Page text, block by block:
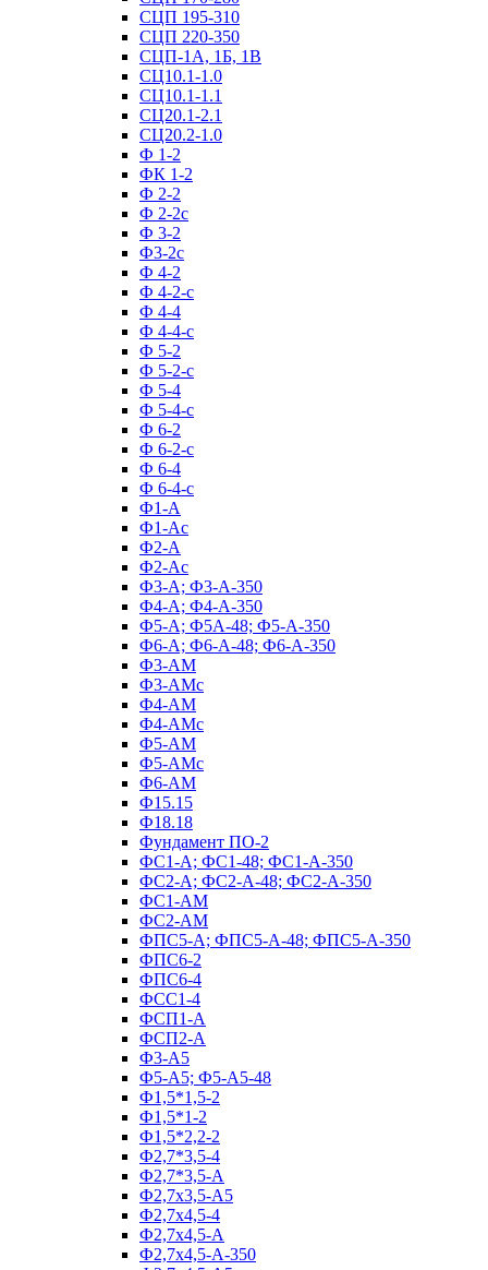
СЦП 195-310
СЦП 220-350
СЦП-1А, 1Б, 1В
СЦ10.1-1.0
СЦ10.1-1.1
СЦ20.1-2.1
СЦ20.2-1.0
Ф 1-2
ФК 1-2
Ф 2-2
Ф 2-2с
Ф 3-2
Ф3-2с
Ф 4-2
Ф 4-2-с
Ф 4-4
Ф 4-4-с
Ф 5-2
Ф 5-2-с
Ф 5-4
Ф 5-4-с
Ф 6-2
Ф 6-2-с
Ф 6-4
Ф 6-4-с
Ф1-А
Ф1-Ас
Ф2-А
Ф2-Ас
Ф3-А; Ф3-А-350
Ф4-А; Ф4-А-350
Ф5-А; Ф5А-48; Ф5-А-350
Ф6-А; Ф6-А-48; Ф6-А-350
Ф3-АМ
Ф3-АМс
Ф4-АМ
Ф4-АМс
Ф5-АМ
Ф5-АМс
Ф6-АМ
Ф15.15
Ф18.18
Фундамент ПО‑2
ФС1-А; ФС1-48; ФС1-А-350
ФС2-А; ФС2-А-48; ФС2-А-350
ФС1-АМ
ФС2-АМ
ФПС5-А; ФПС5-А-48; ФПС5-А-350
ФПС6-2
ФПС6-4
ФСС1-4
ФСП1-А
ФСП2-А
Ф3-А5
Ф5-А5; Ф5-А5-48
Ф1,5*1,5-2
Ф1,5*1-2
Ф1,5*2,2-2
Ф2,7*3,5-4
Ф2,7*3,5-А
Ф2,7х3,5-А5
Ф2,7х4,5-4
Ф2,7х4,5-А
Ф2,7х4,5-А-350